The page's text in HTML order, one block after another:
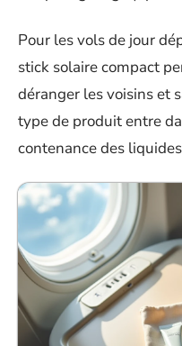
Pour les vols de jour
stick solaire compact
déranger les voisins et
type de produit entre
contenance des